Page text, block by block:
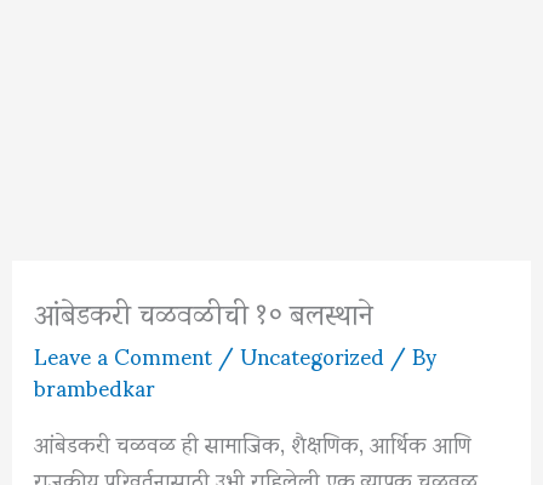
आंबेडकरी चळवळीची १० बलस्थाने
Leave a Comment/Uncategorized/ By
brambedkar
आंबेडकरी चळवळ ही सामाजिक, शैक्षणिक, आर्थिक आणि